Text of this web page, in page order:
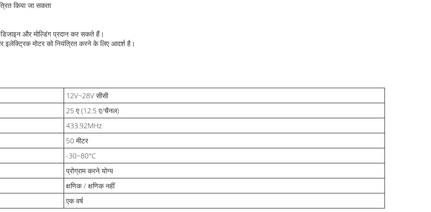
किया जा सकता
और मोल्डिंग प्रदान कर सकते हैं।
इलेक्ट्रिक मोटर को नियंत्रित करने के लिए आदर्श है।
12V~28V सीसी
25 ए (12.5 ए/चैनल)
433.92MHz
50 मीटर
-30~80°C
प्रोग्राम करने योग्य
क्षणिक / क्षणिक नहीं
एक वर्ष